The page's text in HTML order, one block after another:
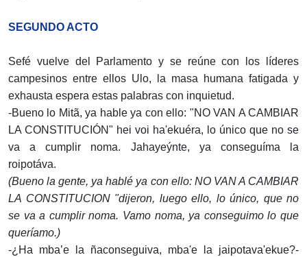
SEGUNDO ACTO
Sefé vuelve del Parlamento y se reúne con los líderes
campesinos entre ellos Ulo, la masa humana fatigada y
exhausta espera estas palabras con inquietud.
-Bueno lo Mitã, ya hable ya con ello: "NO VAN A CAMBIAR
LA CONSTITUCIÓN" hei voi ha'ekuéra, lo único que no se
va a cumplir noma. Jahayeýnte, ya conseguíma la
roipotáva.
(Bueno la gente, ya hablé ya con ello: NO VAN A CAMBIAR
LA CONSTITUCION "dijeron, luego ello, lo único, que no
se va a cumplir noma. Vamo noma, ya conseguimo lo que
queríamo.)
-¿Ha mba’e la ñaconseguiva, mba'e la jaipotava'ekue?­